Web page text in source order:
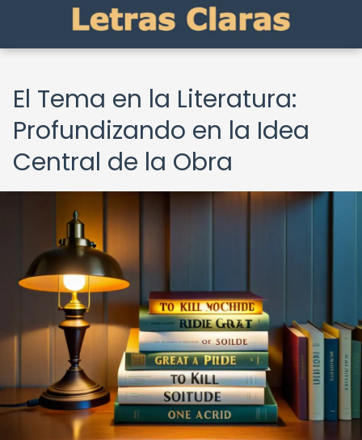
El Tema en la Literatura:
Profundizando en la Idea
Central de la Obra